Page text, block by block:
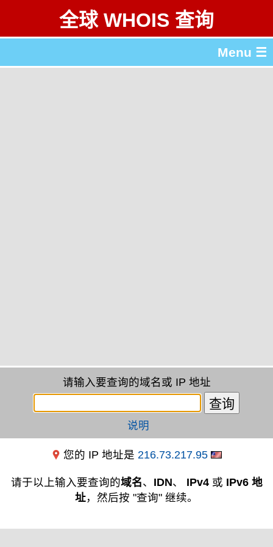
全球 WHOIS 查询
Menu ☰
请输入要查询的域名或 IP 地址
说明
您的 IP 地址是 216.73.217.95
请于以上输入要查询的域名、 IDN、 IPv4或 IPv6 地
址，然后按 "查询" 继续。